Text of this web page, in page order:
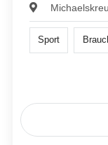
Sport